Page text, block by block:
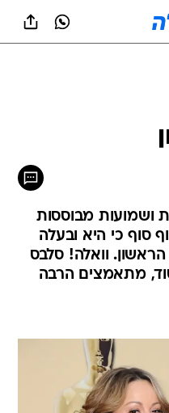
ושמועות מבוססות
סוף כי היא ובעלה
הראשון. וואלה! סלבס
מתאמצים הרבה